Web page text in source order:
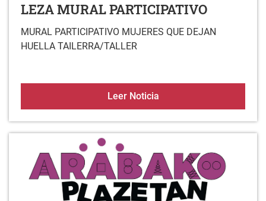
LEZA MURAL PARTICIPATIVO
MURAL PARTICIPATIVO MUJERES QUE DEJAN
HUELLA TAILERRA/TALLER
Leer NoticiaLEZA MURAL